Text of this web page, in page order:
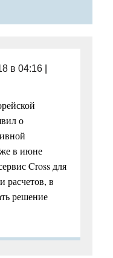
в 04:16|
о
в июне
Cross для
расчетов, в
решение